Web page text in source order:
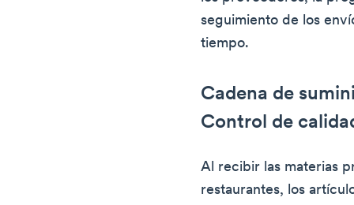
seguimiento de los
tiempo.
Cadena de
Control de
Al recibir las materias
restaurantes, los